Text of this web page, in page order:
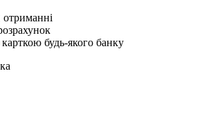
отриманні
будь-якого банку